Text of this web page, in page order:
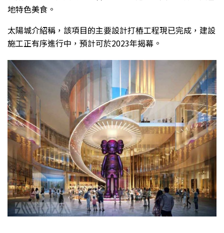
地特色美食。
太陽城介紹稱，該項目的主要設計打樁工程現已完成，建設
施工正有序進行中，預計可於2023年揭幕。